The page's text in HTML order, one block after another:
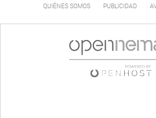
QUIÉNES SOMOS PUBLICIDAD